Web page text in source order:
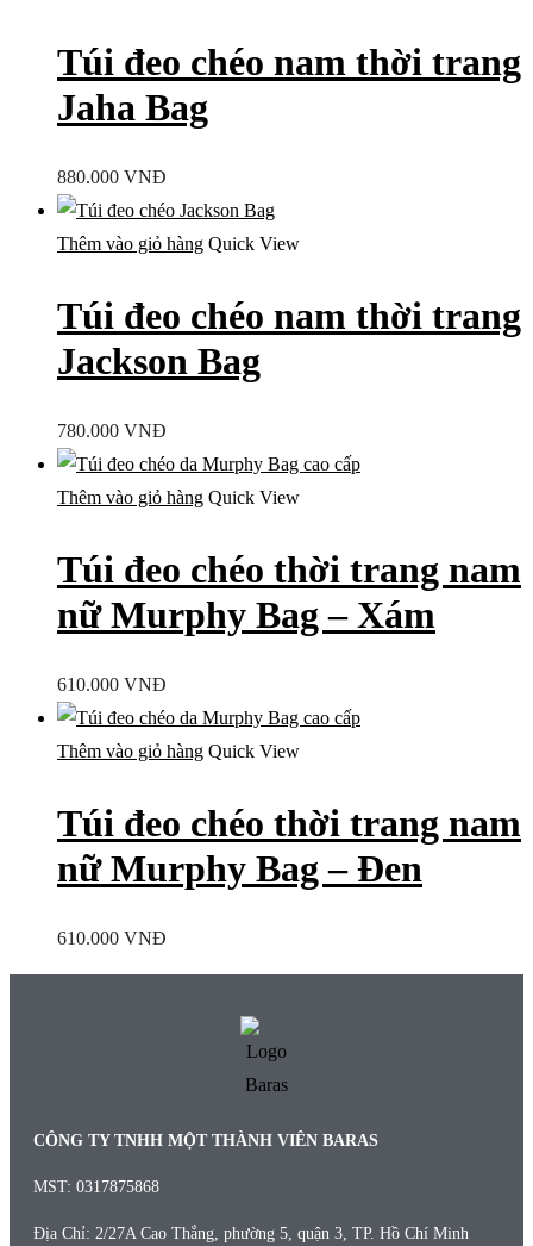
Túi đeo chéo nam thời trang
Jaha Bag
880.000 VNĐ
Thêm vào giỏ hàng Quick View
Túi đeo chéo nam thời trang
Jackson Bag
780.000 VNĐ
Thêm vào giỏ hàng Quick View
Túi đeo chéo thời trang nam
nữ Murphy Bag – Xám
610.000 VNĐ
Thêm vào giỏ hàng Quick View
Túi đeo chéo thời trang nam
nữ Murphy Bag – Đen
610.000 VNĐ
CÔNG TY TNHH MỘT THÀNH VIÊN BARAS
MST: 0317875868
Địa Chỉ: 2/27A Cao Thắng, phường 5, quận 3, TP. Hồ Chí Minh